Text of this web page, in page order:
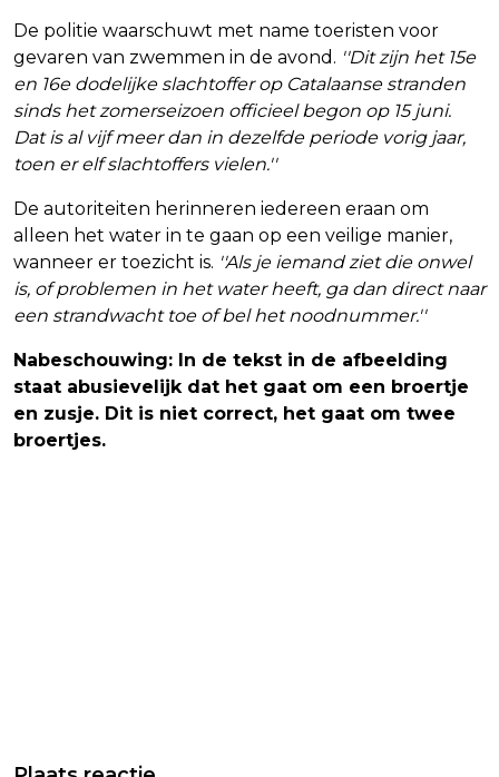
De politie waarschuwt met name toeristen voor
gevaren van zwemmen in de avond. ''Dit zijn het 15e
en 16e dodelijke slachtoffer op Catalaanse stranden
sinds het zomerseizoen officieel begon op 15 juni.
Dat is al vijf meer dan in dezelfde periode vorig jaar,
toen er elf slachtoffers vielen.''
De autoriteiten herinneren iedereen eraan om
alleen het water in te gaan op een veilige manier,
wanneer er toezicht is. ''Als je iemand ziet die onwel
is, of problemen in het water heeft, ga dan direct naar
een strandwacht toe of bel het noodnummer.''
Nabeschouwing: In de tekst in de afbeelding
staat abusievelijk dat het gaat om een broertje
en zusje. Dit is niet correct, het gaat om twee
broertjes.